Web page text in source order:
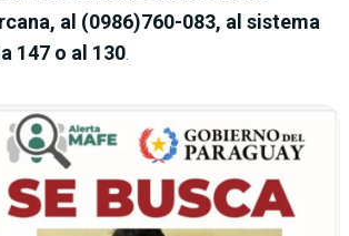
al (0986)760-083, al sistema
147 o al 130.